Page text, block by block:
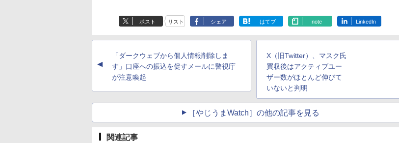
ポスト リスト シェア はてブ note LinkedIn
▲
「ダークウェブから個人情報削除しま
す」口座への振込を促すメールに警視庁
が注意喚起
X（旧Twitter）、マスク氏
買収後はアクティブユー
ザー数がほとんど伸びて
いないと判明
［やじうまWatch］の他の記事を見る
関連記事